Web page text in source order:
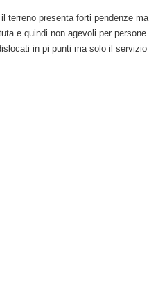
terreno presenta forti pendenze ma
e quindi non agevoli per persone
in pi punti ma solo il servizio